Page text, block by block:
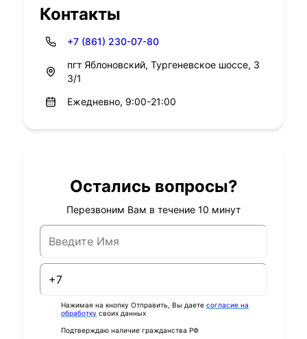
Контакты
+7 (861) 230-07-80
пгт Яблоновский, Тургеневское шоссе, 3
3/1
Ежедневно, 9:00-21:00
Остались вопросы?
Перезвоним Вам в течение 10 минут
Нажимая на кнопку Отправить, Вы даете согласие на
обработку своих данных
Подтверждаю наличие гражданства РФ